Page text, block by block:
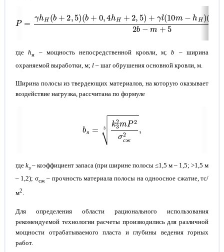
P= hH ( b+ 2,5)( b 0 4 hH 2 5 +γ ( 10m−hH
l+ 0,4 h H+ 4 m b − m+ ,
гдеhн – мощность непосредственной кровли, м;b – ширина
охраняемой выработки, м; l – шаг обрушения основной кровли, м.
Ширина полосы из твердеющих материалов, на которую оказывает
воздействие нагрузка, рассчитана по формуле
mP2σсж2
где kз – коэффициент запаса (при ширине полосы ≤1,5 м – 1,5; >1,5 м
– 1,2); σсж – прочность материала полосы на одноосное сжатие, тс/
м2.
Для определения области рационального использования
рекомендуемой технологии расчеты производились для различной
мощности отрабатываемого пласта и глубины ведения горных
работ.